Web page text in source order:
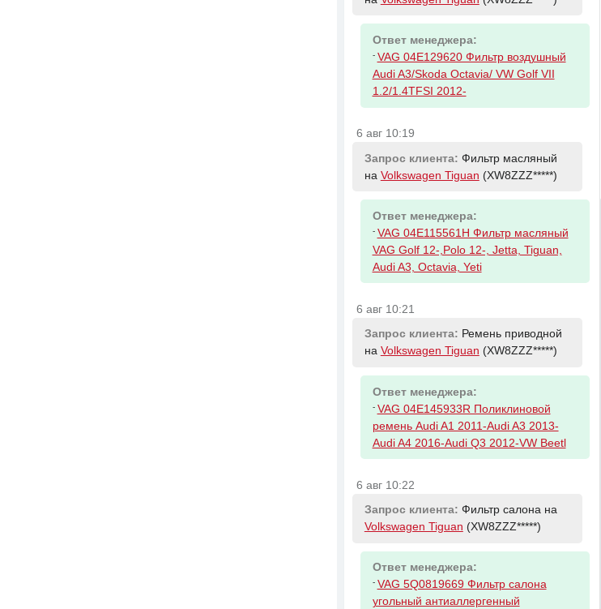
Ответ менеджера:
- VAG 04E129620 Фильтр воздушный
Audi A3/Skoda Octavia/ VW Golf VII
1.2/1.4TFSI 2012-
6 авг 10:19
Запрос клиента: Фильтр масляный
на Volkswagen Tiguan (XW8ZZZ*****)
Ответ менеджера:
- VAG 04E115561H Фильтр масляный
VAG Golf 12-,Polo 12-, Jetta, Tiguan,
Audi A3, Octavia, Yeti
6 авг 10:21
Запрос клиента: Ремень приводной
на Volkswagen Tiguan (XW8ZZZ*****)
Ответ менеджера:
- VAG 04E145933R Поликлиновой
ремень Audi A1 2011-Audi A3 2013-
Audi A4 2016-Audi Q3 2012-VW Beetl
6 авг 10:22
Запрос клиента: Фильтр салона на
Volkswagen Tiguan (XW8ZZZ*****)
Ответ менеджера:
- VAG 5Q0819669 Фильтр салона
угольный антиаллергенный